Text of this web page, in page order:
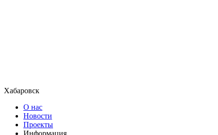
Хабаровск
О нас
Новости
Проекты
Информация